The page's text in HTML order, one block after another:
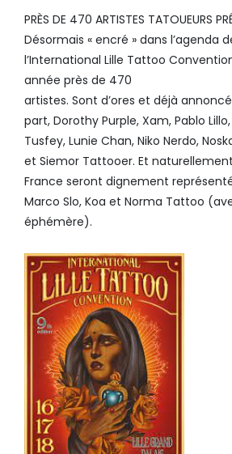
PRÈS DE 470 ARTISTES TATOUEURS
Désormais « encré » dans l’agenda
l’International Lille Tattoo
année près de 470
artistes. Sont d’ores et déjà
part, Dorothy Purple, Xam, Pablo
Tusfey, Lunie Chan, Niko Nerdo,
et Siemor Tattooer. Et
France seront dignement
Marco Slo, Koa et Norma Tattoo
éphémère).